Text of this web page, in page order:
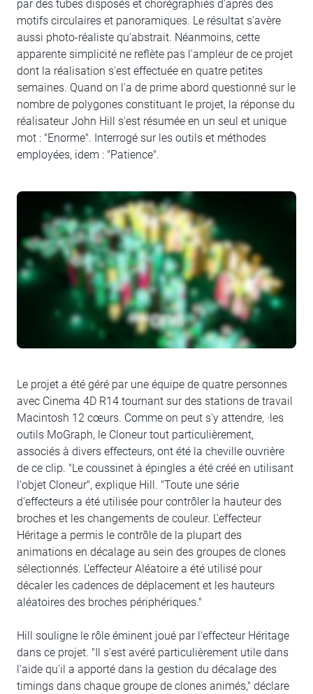
par des tubes disposés et chorégraphiés d'après des
motifs circulaires et panoramiques. Le résultat s'avère
aussi photo-réaliste qu'abstrait. Néanmoins, cette
apparente simplicité ne reflète pas l'ampleur de ce projet
dont la réalisation s'est effectuée en quatre petites
semaines. Quand on l'a de prime abord questionné sur le
nombre de polygones constituant le projet, la réponse du
réalisateur John Hill s'est résumée en un seul et unique
mot : "Enorme". Interrogé sur les outils et méthodes
employées, idem : "Patience".
Le projet a été géré par une équipe de quatre personnes
avec Cinema 4D R14 tournant sur des stations de travail
Macintosh 12 cœurs. Comme on peut s'y attendre, ·les
outils MoGraph, le Cloneur tout particulièrement,
associés à divers effecteurs, ont été la cheville ouvrière
de ce clip. "Le coussinet à épingles a été créé en utilisant
l'objet Cloneur", explique Hill. "Toute une série
d'effecteurs a été utilisée pour contrôler la hauteur des
broches et les changements de couleur. L'effecteur
Héritage a permis le contrôle de la plupart des
animations en décalage au sein des groupes de clones
sélectionnés. L'effecteur Aléatoire a été utilisé pour
décaler les cadences de déplacement et les hauteurs
aléatoires des broches périphériques."
Hill souligne le rôle éminent joué par l'effecteur Héritage
dans ce projet. "Il s'est avéré particulièrement utile dans
l'aide qu'il a apporté dans la gestion du décalage des
timings dans chaque groupe de clones animés," déclare